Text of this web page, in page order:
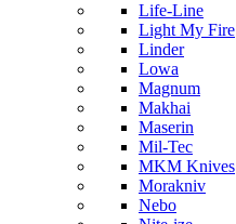
Life-Line
Light My Fire
Linder
Lowa
Magnum
Makhai
Maserin
Mil-Tec
MKM Knives
Morakniv
Nebo